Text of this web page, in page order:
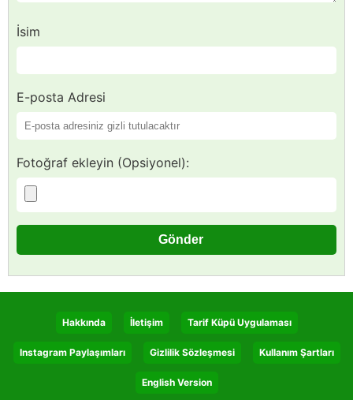
İsim
E-posta Adresi
Fotoğraf ekleyin (Opsiyonel):
Hakkında İletişim Tarif Küpü Uygulaması
Instagram Paylaşımları Gizlilik Sözleşmesi Kullanım Şartları
English Version